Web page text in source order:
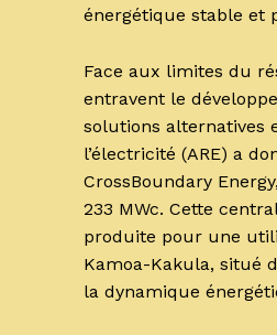
énergétique stable et
Face aux limites du
entravent le
solutions alternatives
l’électricité (ARE) a
CrossBoundary
233 MWc. Cette
produite pour une
Kamoa-Kakula, situé
la dynamique